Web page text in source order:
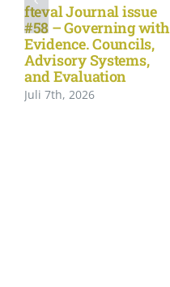
fteval Journal issue
#58 – Governing with
Evidence. Councils,
Advisory Systems,
and Evaluation
Juli 7th, 2026